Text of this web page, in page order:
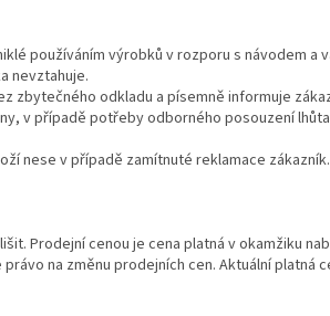
používáním výrobků v rozporu s návodem a
nevztahuje.
zbytečného odkladu a písemně informuje
v případě potřeby odborného posouzení
nese v případě zamítnuté reklamace zákazník.
Prodejní cenou je cena platná v okamžiku
na změnu prodejních cen. Aktuální platná